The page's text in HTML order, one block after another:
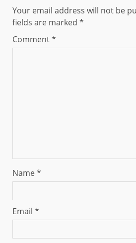
Your email address will not be
fields are marked *
Comment*
Name*
Email *